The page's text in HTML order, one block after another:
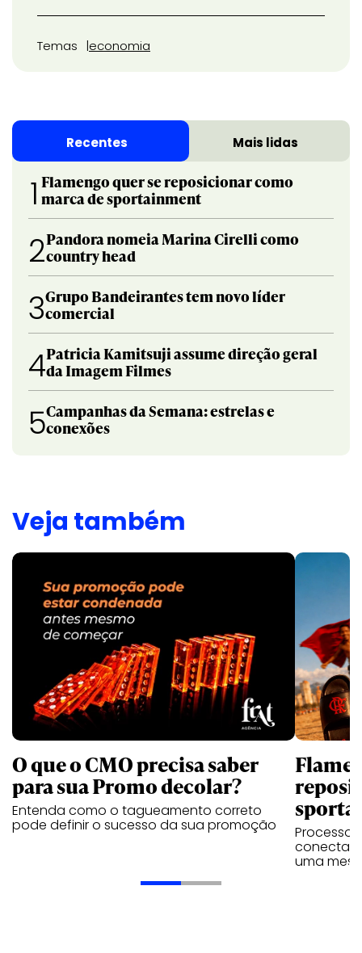
Temas economia
Recentes Mais lidas
1 Flamengo quer se reposicionar como
marca de sportainment
2Pandora nomeia Marina Cirelli como
country head
3Grupo Bandeirantes tem novo líder
comercial
4Patricia Kamitsuji assume direção geral
da Imagem Filmes
5Campanhas da Semana: estrelas e
conexões
Veja também
O que o CMO precisa saber
para sua Promo decolar?
Entenda como o tagueamento correto
pode definir o sucesso da sua promoção Processo
conectar
uma